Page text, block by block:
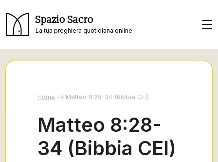
Spazio Sacro
La tua preghiera quotidiana online
Home Matteo 8:28-34 (Bibbia CEI)
Matteo 8:28-
34 (Bibbia CEI)